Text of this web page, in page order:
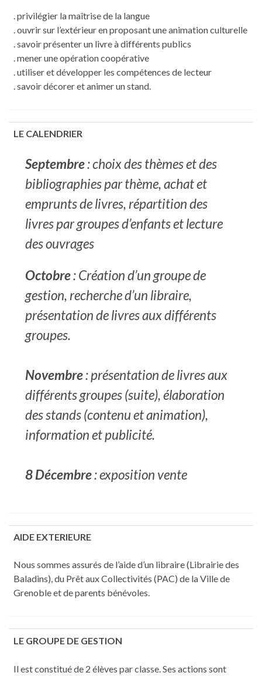
. privilégier la maîtrise de la langue
. ouvrir sur l’extérieur en proposant une animation culturelle
. savoir présenter un livre à différents publics
. mener une opération coopérative
. utiliser et développer les compétences de lecteur
. savoir décorer et animer un stand.
LE CALENDRIER
Septembre: choix des thèmes et des
bibliographies par thème, achat et
emprunts de livres, répartition des
livres par groupes d’enfants et lecture
des ouvrages
Octobre: Création d’un groupe de
gestion, recherche d’un libraire,
présentation de livres aux différents
groupes.
Novembre: présentation de livres aux
différents groupes (suite), élaboration
des stands (contenu et animation),
information et publicité.
8 Décembre: exposition vente
AIDE EXTERIEURE
Nous sommes assurés de l’aide d’un libraire (Librairie des
Baladins), du Prêt aux Collectivités (PAC) de la Ville de
Grenoble et de parents bénévoles.
LE GROUPE DE GESTION
Il est constitué de 2 élèves par classe. Ses actions sont